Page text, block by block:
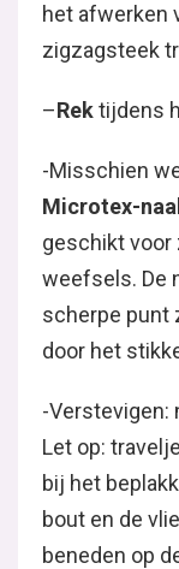
het afwerken
zigzagsteek
–Rektijdens
-Misschien
Microtex-
geschikt voor
weefsels. De
scherpe punt
door het
-Verstevigen:
Let op:
bij het
bout en de
beneden op